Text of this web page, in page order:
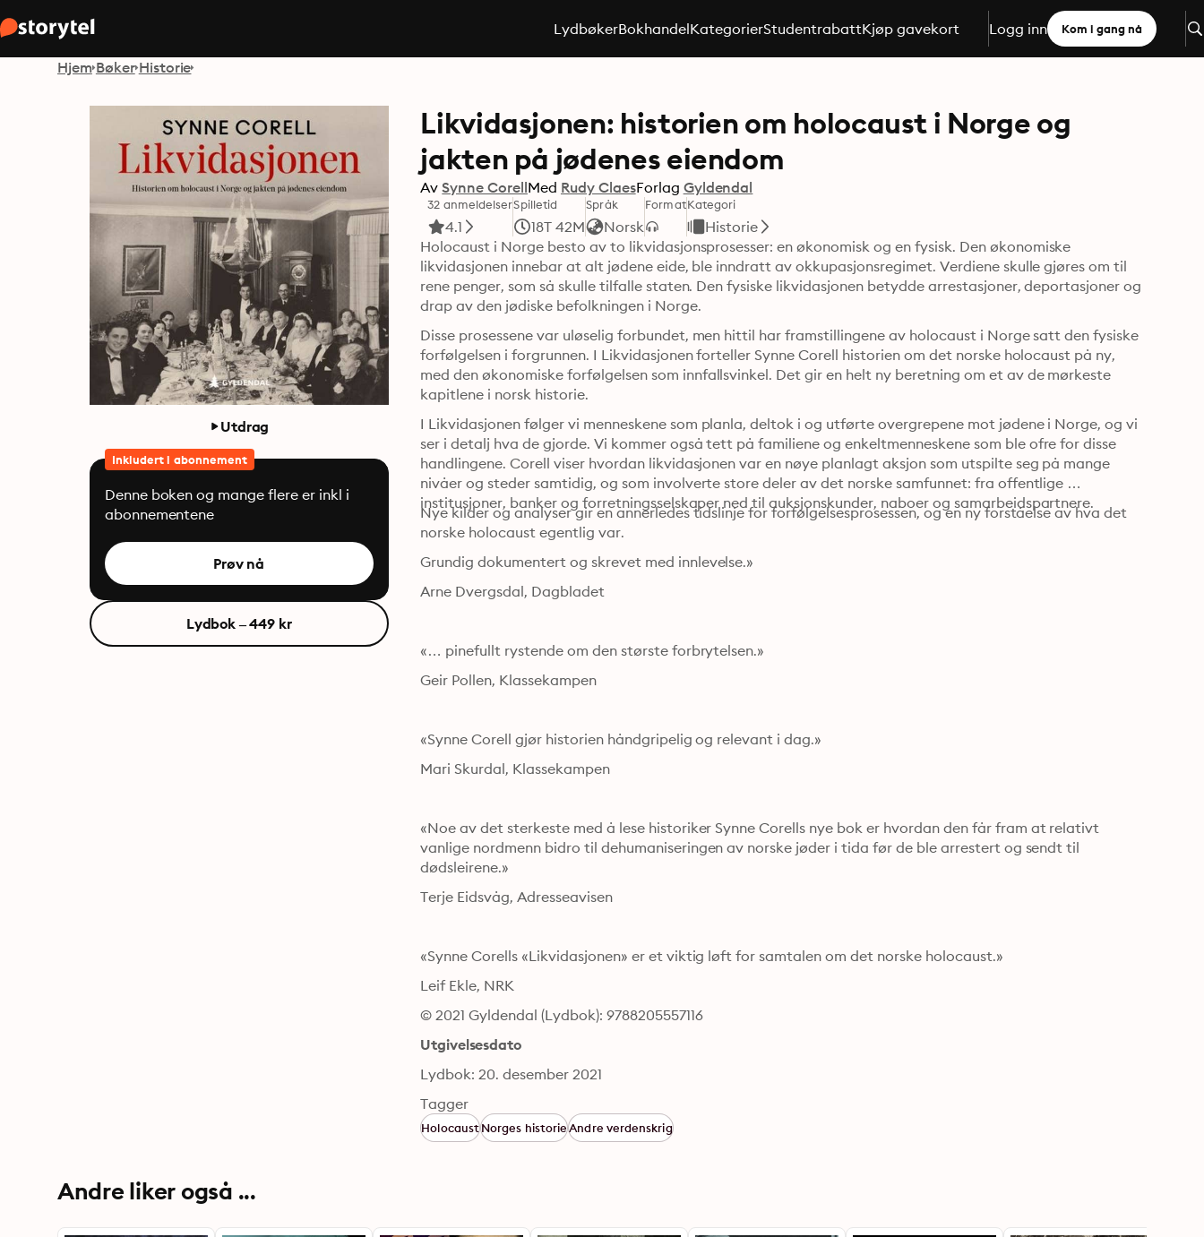
LydbøkerBokhandelKategorierStudentrabattKjøp gavekort Logg inn Kom i gang nå
Hjem Bøker Historie
Utdrag
Inkludert i abonnement
Denne boken og mange flere er inkl i
abonnementene
Prøv nå
Lydbok – 449 kr
Likvidasjonen: historien om holocaust i Norge og
jakten på jødenes eiendom
Av Synne CorellMed Rudy ClaesForlag Gyldendal
32 anmeldelser
4.1
Spilletid
18T 42M
Språk
Norsk
FormatKategori
Historie
Holocaust i Norge besto av to likvidasjonsprosesser: en økonomisk og en fysisk. Den økonomiske
likvidasjonen innebar at alt jødene eide, ble inndratt av okkupasjonsregimet. Verdiene skulle gjøres om til
rene penger, som så skulle tilfalle staten. Den fysiske likvidasjonen betydde arrestasjoner, deportasjoner og
drap av den jødiske befolkningen i Norge.
Disse prosessene var uløselig forbundet, men hittil har framstillingene av holocaust i Norge satt den fysiske
forfølgelsen i forgrunnen. I Likvidasjonen forteller Synne Corell historien om det norske holocaust på ny,
med den økonomiske forfølgelsen som innfallsvinkel. Det gir en helt ny beretning om et av de mørkeste
kapitlene i norsk historie.
I Likvidasjonen følger vi menneskene som planla, deltok i og utførte overgrepene mot jødene i Norge, og vi
ser i detalj hva de gjorde. Vi kommer også tett på familiene og enkeltmenneskene som ble ofre for disse
handlingene. Corell viser hvordan likvidasjonen var en nøye planlagt aksjon som utspilte seg på mange
nivåer og steder samtidig, og som involverte store deler av det norske samfunnet: fra offentlige
institusjoner, banker og forretningsselskaper ned til auksjonskunder, naboer og samarbeidspartnere.
Nye kilder og analyser gir en annerledes tidslinje for forfølgelsesprosessen, og en ny forståelse av hva det
norske holocaust egentlig var.
Grundig dokumentert og skrevet med innlevelse.»
Arne Dvergsdal, Dagbladet
«… pinefullt rystende om den største forbrytelsen.»
Geir Pollen, Klassekampen
«Synne Corell gjør historien håndgripelig og relevant i dag.»
Mari Skurdal, Klassekampen
«Noe av det sterkeste med å lese historiker Synne Corells nye bok er hvordan den får fram at relativt
vanlige nordmenn bidro til dehumaniseringen av norske jøder i tida før de ble arrestert og sendt til
dødsleirene.»
Terje Eidsvåg, Adresseavisen
«Synne Corells «Likvidasjonen» er et viktig løft for samtalen om det norske holocaust.»
Leif Ekle, NRK
© 2021 Gyldendal (Lydbok): 9788205557116
Utgivelsesdato
Lydbok: 20. desember 2021
Tagger
HolocaustNorges historieAndre verdenskrig
Andre liker også ...